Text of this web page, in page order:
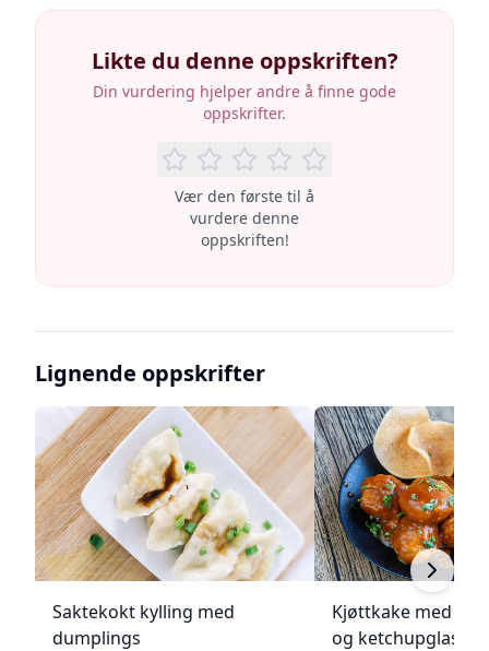
Likte du denne oppskriften?
Din vurdering hjelper andre å finne gode
oppskrifter.
Vær den første til å
vurdere denne
oppskriften!
Lignende oppskrifter
Saktekokt kylling med
dumplings
Kjøttkake med
og ketchupglasur